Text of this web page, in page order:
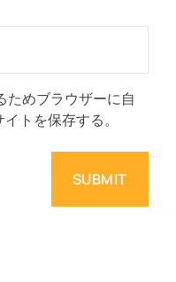
ためブラウザーに自
トを保存する。